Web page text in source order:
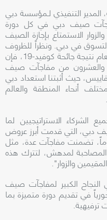
المدير التنفيذي لـمؤسسة دبي
صيف دبي في كل دورة
الاستمتاع بإجازة الصيف
التسوق في دبي. ونظراً للظروف
الاستثنائية التي نمر بها في هذا العام نتيجة جائحة كوفيد-19، فإن
والعشرون من مفاجآت صيف
حيث أثبتنا استعداد دبي
أنحاء المنطقة والعالم
الشركاء الاستراتيجيين لما
دبي، التي قدمت أبرز عروض
والترفيه على مدى 52 يوماً، تضمنت مفاجآت عدة، مثل
لمدهش، لتترك هذه
والزوار".
النجاح الكبير لمفاجآت صيف
في تقديم دورة متميزة بما
ترفيهية.